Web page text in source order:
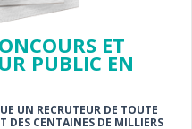
ET
PUBLIC EN
UN RECRUTEUR DE TOUTE
DES CENTAINES DE MILLIERS